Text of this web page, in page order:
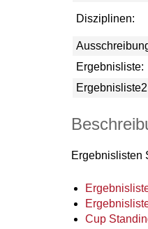
Disziplinen:
Ergebnisliste:
Ergebnislisten
Cup